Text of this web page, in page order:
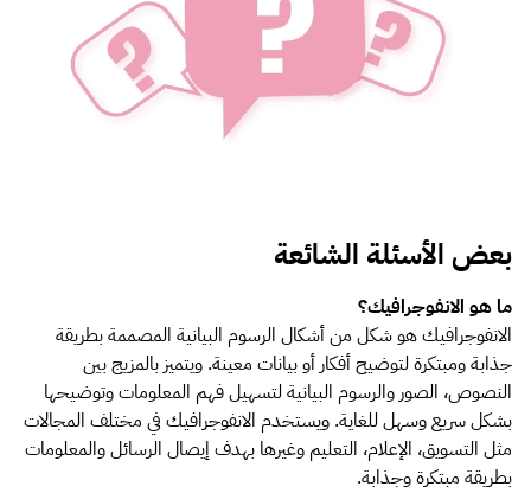
بعض الأسئلة الشائعة
ما هو الانفوجرافيك؟
الانفوجرافيك هو شكل من أشكال الرسوم البيانية المصممة بطريقة
جذابة ومبتكرة لتوضيح أفكار أو بيانات معينة. ويتميز بالمزيج بين
النصوص، الصور والرسوم البيانية لتسهيل فهم المعلومات وتوضيحها
بشكل سريع وسهل للغاية. ويستخدم الانفوجرافيك في مختلف المجالات
مثل التسويق، الإعلام، التعليم وغيرها بهدف إيصال الرسائل والمعلومات
بطريقة مبتكرة وجذابة.